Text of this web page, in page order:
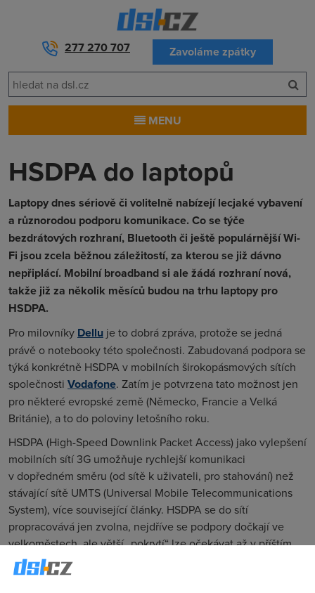
277 270 707 Zavoláme zpátky
MENU
HSDPA do laptopů
Laptopy dnes sériově či volitelně nabízejí lecjaké vybavení
a různorodou podporu komunikace. Co se týče
bezdrátových rozhraní, Bluetooth či ještě populárnější Wi-
Fi jsou zcela běžnou záležitostí, za kterou se již dávno
nepřiplácí. Mobilní broadband si ale žádá rozhraní nová,
takže již za několik měsíců budou na trhu laptopy pro
HSDPA.
Pro milovníky Dellu je to dobrá zpráva, protože se jedná
právě o notebooky této společnosti. Zabudovaná podpora se
týká konkrétně HSDPA v mobilních širokopásmových sítích
společnosti Vodafone. Zatím je potvrzena tato možnost jen
pro některé evropské země (Německo, Francie a Velká
Británie), a to do poloviny letošního roku.
HSDPA (High-Speed Downlink Packet Access) jako vylepšení
mobilních sítí 3G umožňuje rychlejší komunikaci
v dopředném směru (od sítě k uživateli, pro stahování) než
stávající sítě UMTS (Universal Mobile Telecommunications
System), více související články. HSDPA se do sítí
propracovává jen zvolna, nejdříve se podpory dočkají ve
velkoměstech, ale větší „pokrytí“ lze očekávat až v příštím
roce.